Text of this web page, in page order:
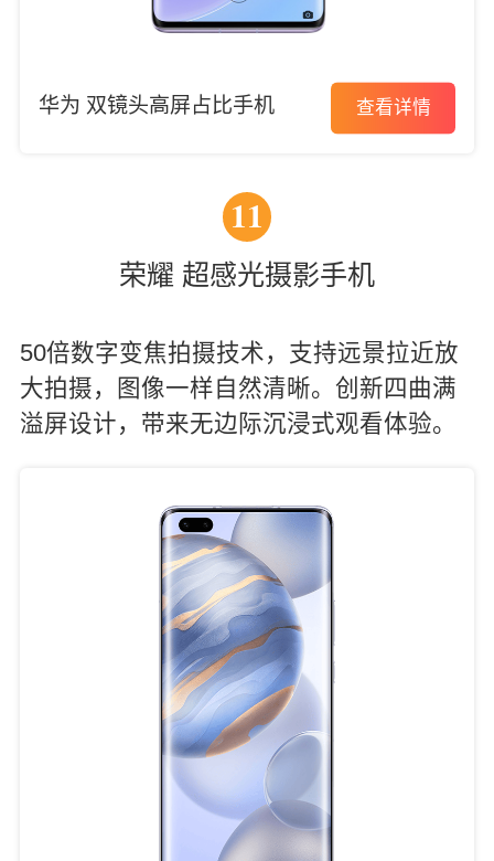
华为 双镜头高屏占比手机 查看详情
11
荣耀 超感光摄影手机
50倍数字变焦拍摄技术，支持远景拉近放
大拍摄，图像一样自然清晰。创新四曲满
溢屏设计，带来无边际沉浸式观看体验。